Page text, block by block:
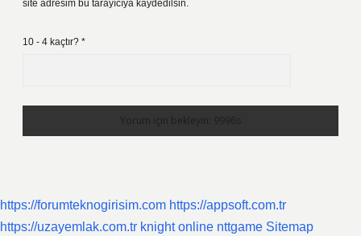
site adresim bu tarayıcıya kaydedilsin.
10 - 4 kaçtır? *
https://forumteknogirisim.com https://appsoft.com.tr
https://uzayemlak.com.tr knight online nttgame Sitemap